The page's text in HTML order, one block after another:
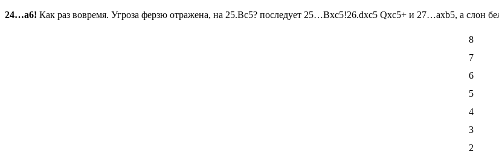
24…a6! Как раз вовремя. Угроза ферзю отражена, на 25.Bc5? последует 25…Bxc5!26.dxc5 Qxc5+ и 27…axb5, а слон
8
7
6
5
4
3
2